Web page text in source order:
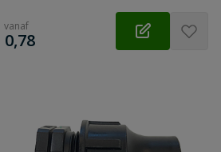
vanaf
€
0,78